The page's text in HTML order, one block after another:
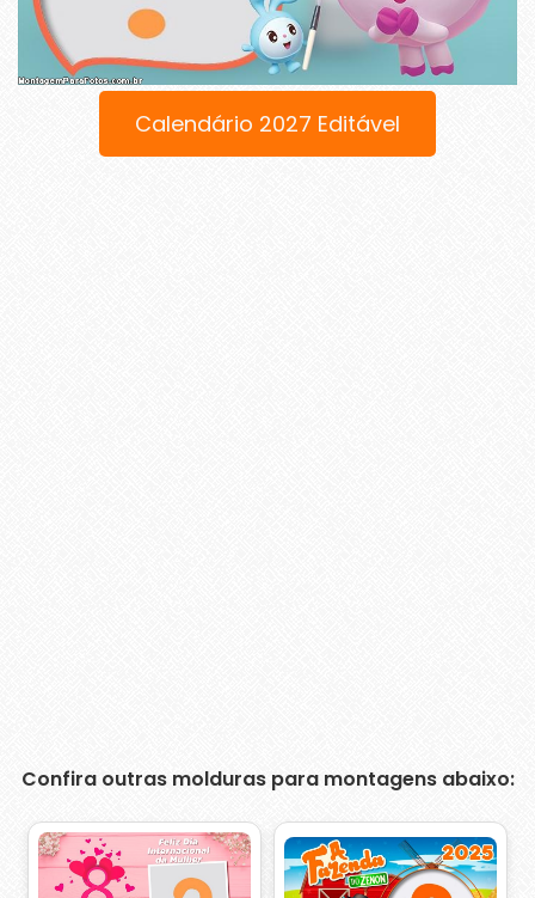
Calendário 2027 Editável
Confira outras molduras para montagens abaixo: